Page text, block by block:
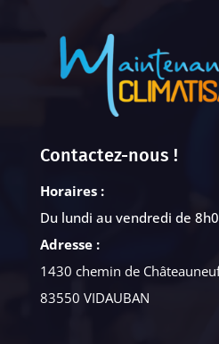
Contactez-nous !
Horaires :
Du lundi au vendredi de
Adresse :
1430 chemin de
83550 VIDAUBAN